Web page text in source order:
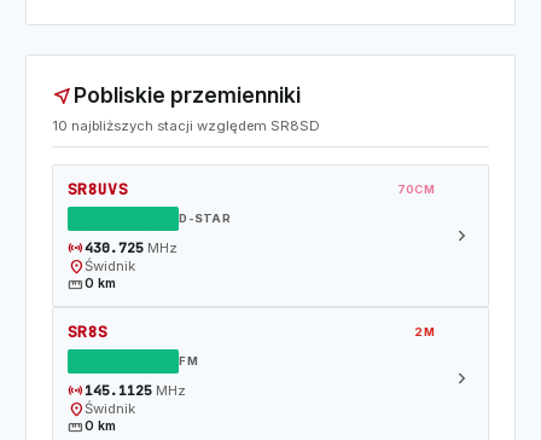
near_mePobliskie przemienniki
10 najbliższych stacji względem SR8SD
SR8UVS 70CM
D-STAR
sensors430.725MHz
location_onŚwidnik
straighten0 km
chevron_right
SR8S 2M
FM
sensors 145.1125MHz
location_onŚwidnik
straighten0 km
chevron_right